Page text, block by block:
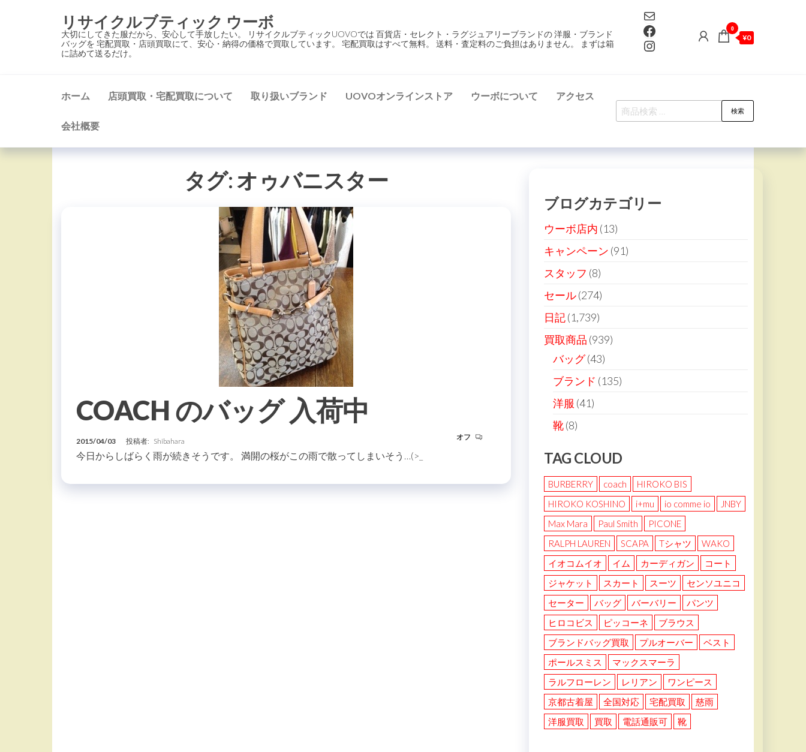
リサイクルブティック ウーボ
大切にしてきた服だから、安心して手放したい。 リサイクルブティックUOVOでは 百貨店・セレクト・ラグジュアリーブランドの 洋服・ブランド
バッグを 宅配買取・店頭買取にて、安心・納得の価格で買取しています。 宅配買取はすべて無料。 送料・査定料のご負担はありません。 まずは箱
に詰めて送るだけ。
Mail
Facebook
Instagram
0
¥0
ホーム 店頭買取・宅配買取について 取り扱いブランド UOVOオンラインストア ウーボについて アクセス
会社概要
検
索
検索
タグ:オゥバニスター
COACH のバッグ 入荷中
2015/04/03 投稿者: Shibahara オフ
今日からしばらく雨が続きそうです。 満開の桜がこの雨で散ってしまいそう…(>_
ブログカテゴリー
ウーボ店内 (13)
キャンペーン (91)
スタッフ (8)
セール(274)
日記(1,739)
買取商品 (939)
バッグ(43)
ブランド (135)
洋服 (41)
靴(8)
TAG CLOUD
BURBERRY coach
HIROKO BIS
HIROKO KOSHINO
i+mu io comme io
JNBY
Max Mara
Paul Smith
PICONE
RALPH LAUREN
SCAPA Tシャツ
WAKO
イオコムイオ
イム カーディガン
コート
ジャケット
スカート スーツ
センソユニコ
セーター
バッグ バーバリー
パンツ
ヒロコビス
ピッコーネ
ブラウス
ブランドバッグ買取
プルオーバー
ベスト
ポールスミス
マックスマーラ
ラルフローレン
レリアン
ワンピース
京都古着屋
全国対応 宅配買取
慈雨
洋服買取
買取 電話通販可 靴